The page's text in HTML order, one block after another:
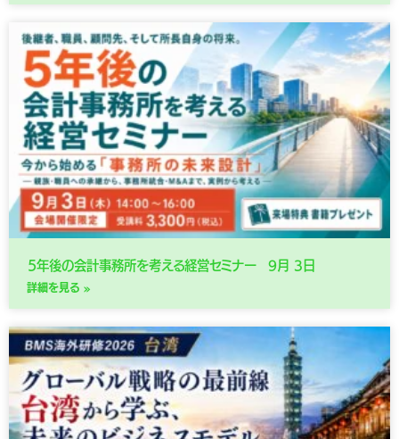
５年後の会計事務所を考える経営セミナー 9月 3日
詳細を見る »